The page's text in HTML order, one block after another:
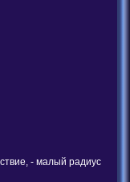
- малый радиус